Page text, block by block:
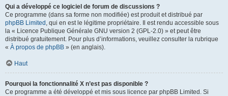
Qui a développé ce logiciel de forum de discussions ?
Ce programme (dans sa forme non modifiée) est produit et distribué par
phpBB Limited , qui en est le légitime propriétaire. Il est rendu accessible sous
la « Licence Publique Générale GNU version 2 (GPL-2.0) » et peut être
distribué gratuitement. Pour plus d’informations, veuillez consulter la rubrique
« À propos de phpBB » (en anglais).
Haut
Pourquoi la fonctionnalité X n’est pas disponible ?
Ce programme a été développé et mis sous licence par phpBB Limited. Si